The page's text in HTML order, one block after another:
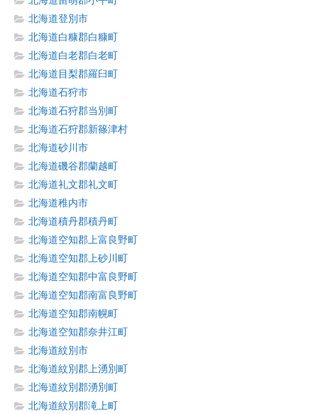
北海道登別市
北海道白糠郡白糠町
北海道白老郡白老町
北海道目梨郡羅臼町
北海道石狩市
北海道石狩郡当別町
北海道石狩郡新篠津村
北海道砂川市
北海道磯谷郡蘭越町
北海道礼文郡礼文町
北海道稚内市
北海道積丹郡積丹町
北海道空知郡上富良野町
北海道空知郡上砂川町
北海道空知郡中富良野町
北海道空知郡南富良野町
北海道空知郡南幌町
北海道空知郡奈井江町
北海道紋別市
北海道紋別郡上湧別町
北海道紋別郡湧別町
北海道紋別郡滝上町